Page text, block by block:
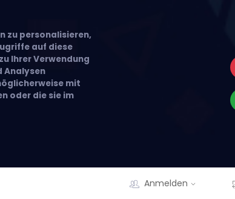
zu personalisieren,
auf diese
Ihrer Verwendung
Analysen
mit
oder die sie im
Anmelden